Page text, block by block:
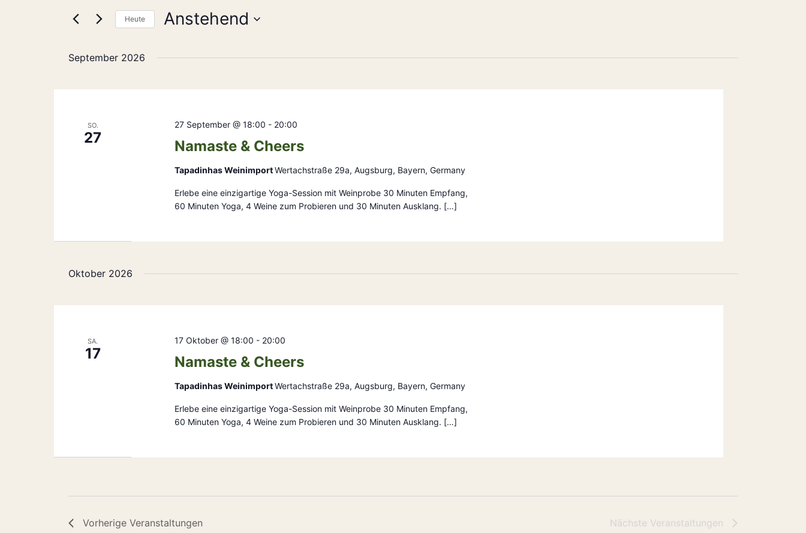
Navigation
VeranstaltungenHeute Anstehend
September 2026
SO.
27 Namaste & Cheers
27 September @ 18:00 - 20:00
Tapadinhas WeinimportWertachstraße 29a, Augsburg, Bayern, Germany
Erlebe eine einzigartige Yoga-Session mit Weinprobe 30 Minuten Empfang,
60 Minuten Yoga, 4 Weine zum Probieren und 30 Minuten Ausklang. […]
Oktober 2026
SA.
17 Namaste & Cheers
17 Oktober @ 18:00 - 20:00
Tapadinhas WeinimportWertachstraße 29a, Augsburg, Bayern, Germany
Erlebe eine einzigartige Yoga-Session mit Weinprobe 30 Minuten Empfang,
60 Minuten Yoga, 4 Weine zum Probieren und 30 Minuten Ausklang. […]
Vorherige Veranstaltungen Nächste Veranstaltungen